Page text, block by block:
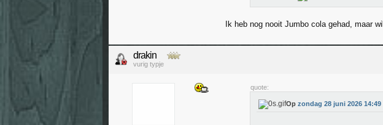
Ik heb nog nooit Jumbo cola gehad, maar
drakin
vurig typje
quote:
Op zondag 28 juni 2026 14:49